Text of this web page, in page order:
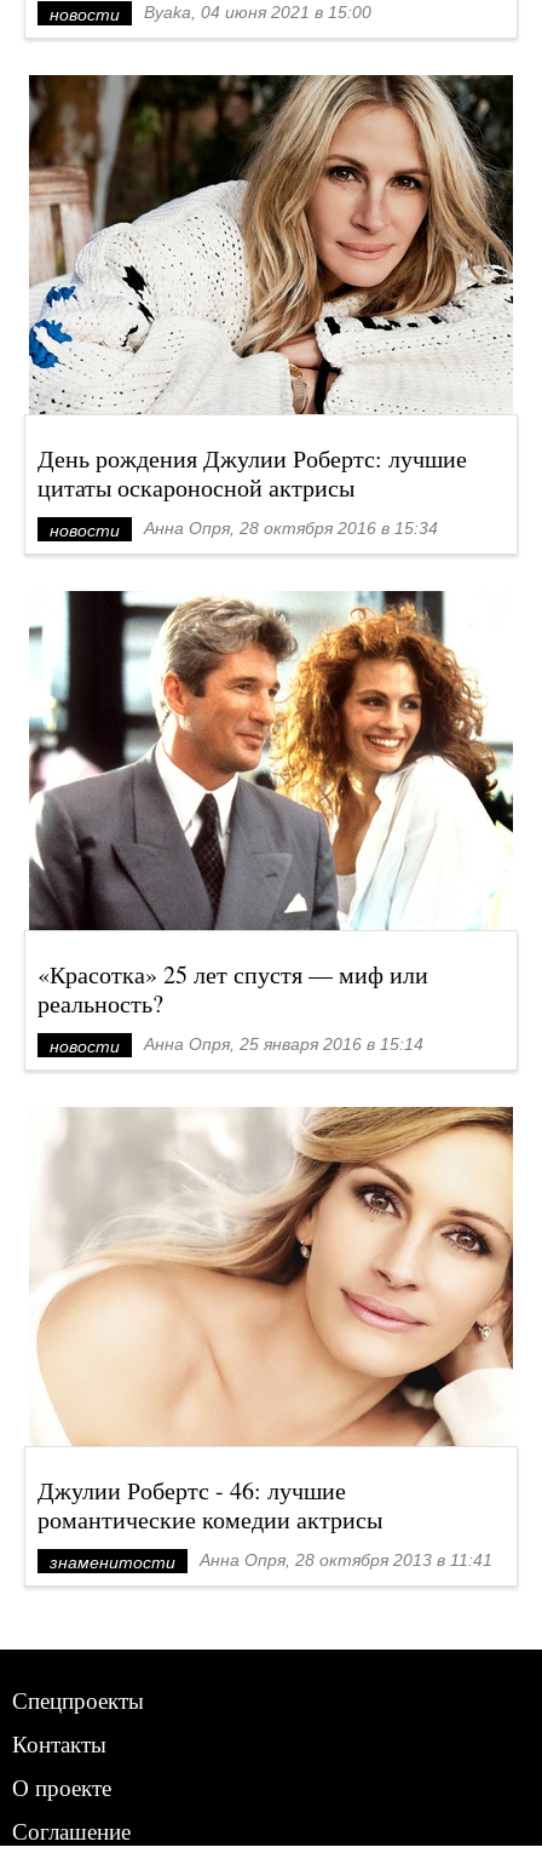
новости Byaka, 04 июня 2021 в 15:00
День рождения Джулии Робертс: лучшие
цитаты оскароносной актрисы
новости Анна Опря, 28 октября 2016 в 15:34
«Красотка» 25 лет спустя — миф или
реальность?
новости Анна Опря, 25 января 2016 в 15:14
Джулии Робертс - 46: лучшие
романтические комедии актрисы
знаменитости Анна Опря, 28 октября 2013 в 11:41
Спецпроекты
Контакты
О проекте
Соглашение